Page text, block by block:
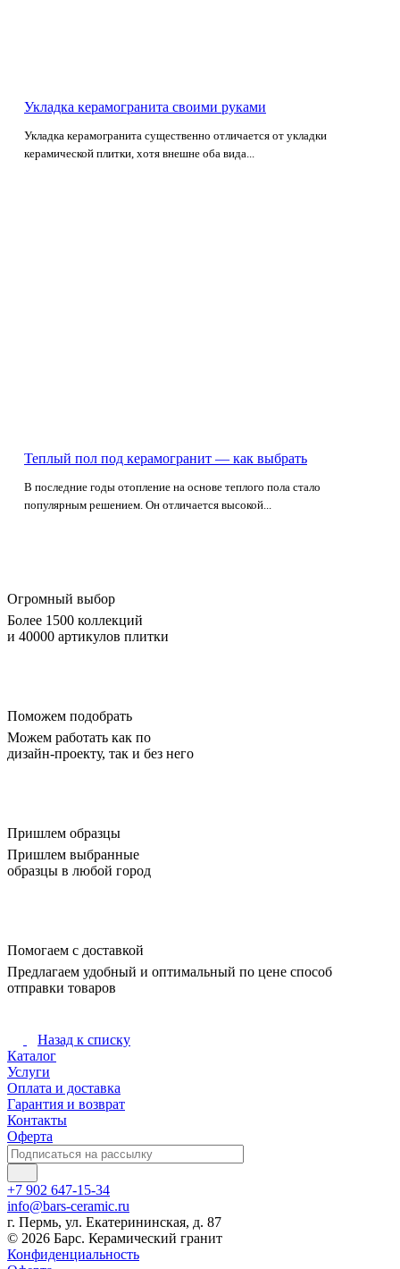
Укладка керамогранита своими руками
Укладка керамогранита существенно отличается от укладки
керамической плитки, хотя внешне оба вида...
Теплый пол под керамогранит — как выбрать
В последние годы отопление на основе теплого пола стало
популярным решением. Он отличается высокой...
Огромный выбор
Более 1500 коллекций
и 40000 артикулов плитки
Поможем подобрать
Можем работать как по
дизайн-проекту, так и без него
Пришлем образцы
Пришлем выбранные
образцы в любой город
Помогаем с доставкой
Предлагаем удобный и оптимальный по цене способ
отправки товаров
Назад к списку
Каталог
Услуги
Оплата и доставка
Гарантия и возврат
Контакты
Оферта
+7 902 647-15-34
info@bars-ceramic.ru
г. Пермь, ул. Екатерининская, д. 87
© 2026 Барс. Керамический гранит
Конфиденциальность